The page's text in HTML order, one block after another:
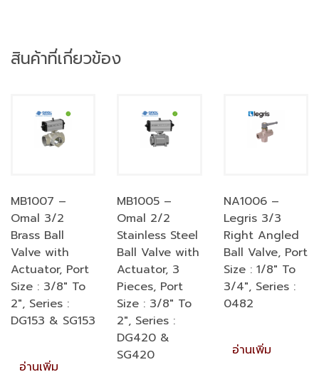
สินค้าที่เกี่ยวข้อง
MB1007 –
Omal 3/2
Brass Ball
Valve with
Actuator, Port
Size : 3/8″ To
2″, Series :
DG153 & SG153
อ่านเพิ่ม
MB1005 –
Omal 2/2
Stainless Steel
Ball Valve with
Actuator, 3
Pieces, Port
Size : 3/8″ To
2″, Series :
DG420 &
SG420
NA1006 –
Legris 3/3
Right Angled
Ball Valve, Port
Size : 1/8″ To
3/4″, Series :
0482
อ่านเพิ่ม